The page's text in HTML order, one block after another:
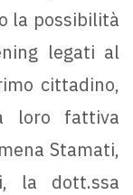
la possibilità
legati al
cittadino,
loro fattiva
Stamati,
la dott.ssa